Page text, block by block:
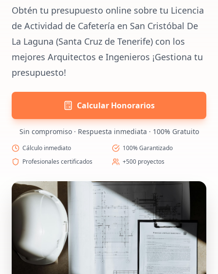
Obtén tu presupuesto online sobre tu Licencia
de Actividad de Cafetería en San Cristóbal De
La Laguna (Santa Cruz de Tenerife) con los
mejores Arquitectos e Ingenieros ¡Gestiona tu
presupuesto!
Calcular Honorarios
Sin compromiso · Respuesta inmediata · 100% Gratuito
Cálculo inmediato
100% Garantizado
Profesionales certificados
+500 proyectos